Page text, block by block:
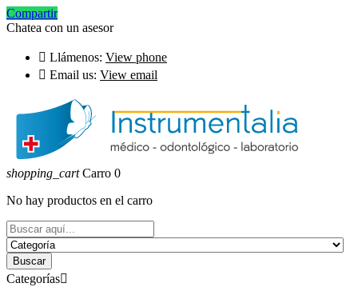
Compartir
Chatea con un asesor
 Llámenos: View phone
 Email us: View email
shopping_cart Carro 0
No hay productos en el carro
Buscar
Categorías